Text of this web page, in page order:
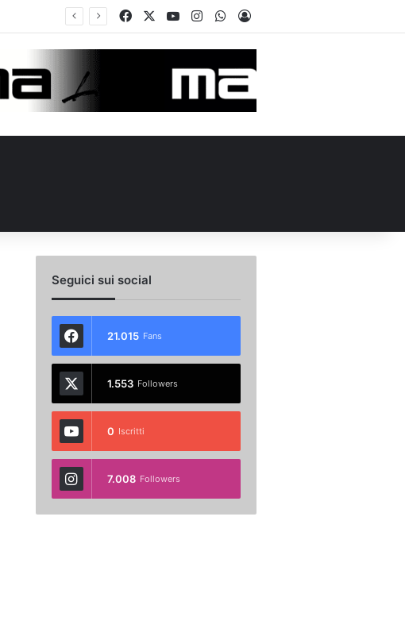
FacebookYou TubeInstagramWhatsApp
Accedi
Seguici sui social
21.015 Fans
1.553 Followers
0 Iscritti
7.008 Followers